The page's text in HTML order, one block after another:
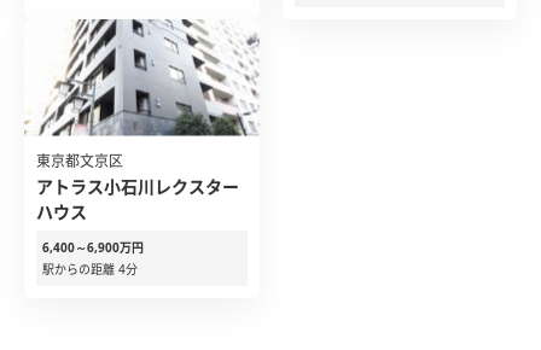
東京都文京区
アトラス小石川レクスター
ハウス
6,400～6,900万円
駅からの距離 4分